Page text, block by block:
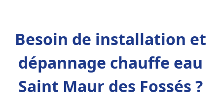
Besoin de installation et
dépannage chauffe eau
Saint Maur des Fossés ?